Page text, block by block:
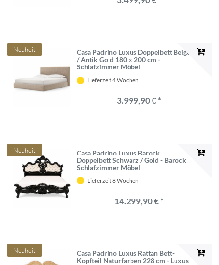
Neuheit
Casa Padrino Luxus Doppelbett Beige
/ Antik Gold 180 x 200 cm -
Schlafzimmer Möbel
Lieferzeit 4 Wochen
3.999,90 € *
Neuheit
Casa Padrino Luxus Barock
Doppelbett Schwarz / Gold - Barock
Schlafzimmer Möbel
Lieferzeit 8 Wochen
14.299,90 € *
Neuheit
Casa Padrino Luxus Rattan Bett-
Kopfteil Naturfarben 228 cm - Luxus